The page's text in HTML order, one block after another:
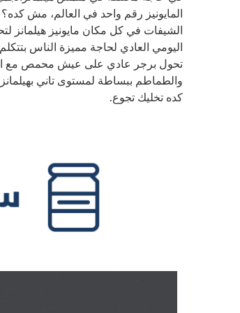
المايونيز رقم واحد في العالم، مش
الشيفات في كل مكان مايونيز هيلمانز
اليومي العادي لحاجة مميزة الناس
تحول برجر عادي على عيش محمص مع
والطماطم ببساطة لمستوى تاني
كده تخليك تجوع.